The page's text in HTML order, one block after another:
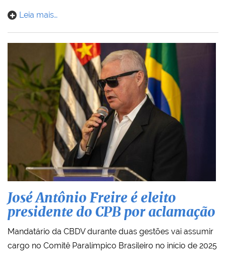
Leia mais…
José Antônio Freire é eleito
presidente do CPB por aclamação
Mandatário da CBDV durante duas gestões vai assumir
cargo no Comitê Paralímpico Brasileiro no início de 2025